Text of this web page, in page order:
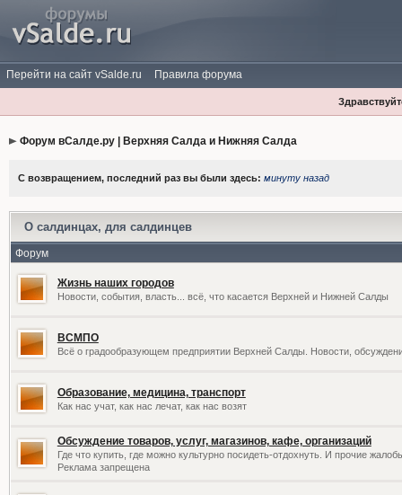
Перейти на сайт vSalde.ru Правила форума
Форум вСалде.ру | Верхняя Салда и Нижняя Салда
С возвращением, последний раз вы были здесь: минуту назад
О салдинцах, для салдинцев
Форум
Жизнь наших городов
Новости, события, власть... всё, что касается Верхней и Нижней Салды
ВСМПО
Всё о градообразующем предприятии Верхней Салды. Новости,
Образование, медицина, транспорт
Как нас учат, как нас лечат, как нас возят
Обсуждение товаров, услуг, магазинов, кафе, организаций
Где что купить, где можно культурно посидеть-отдохнуть. И прочие
Реклама запрещена